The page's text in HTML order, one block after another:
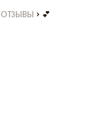
отзывы > 💕